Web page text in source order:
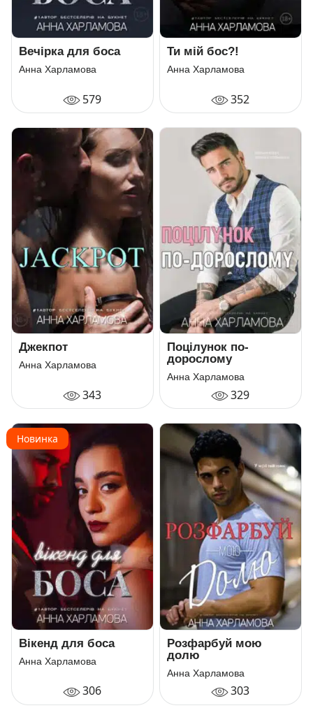
Вечірка для боса
Анна Харламова
579
Ти мій бос?!
Анна Харламова
352
Джекпот
Анна Харламова
343
Поцілунок по-
дорослому
Анна Харламова
329
Новинка
Вікенд для боса
Анна Харламова
306
Розфарбуй мою
долю
Анна Харламова
303